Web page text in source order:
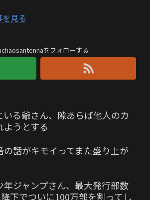
見る
をフォローする
いる爺さん、隙あらば他人のカ
ようとする
の話がキモイってまた盛り上が
年ジャンプさん、最大発行部数
下でついに100万部を割ってし